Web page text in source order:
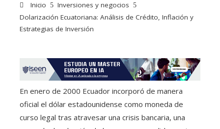
Inicio
Inversiones y negocios
Dolarización Ecuatoriana: Análisis de Crédito, Inflación y
Estrategias de Inversión
En enero de 2000 Ecuador incorporó de manera
oficial el dólar estadounidense como moneda de
curso legal tras atravesar una crisis bancaria, una